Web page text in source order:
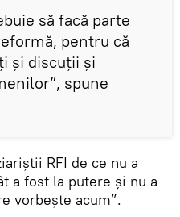
să facă parte
pentru că
și discuții și
spune
RFI de ce nu a
a fost la putere și nu a
vorbește acum”.